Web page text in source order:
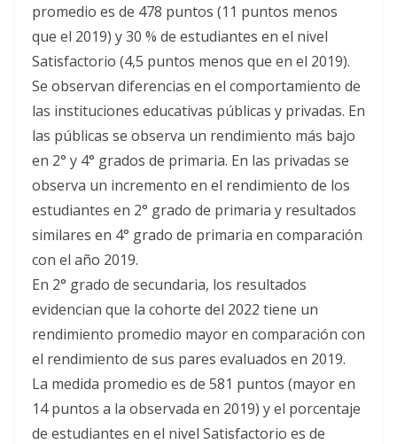
promedio es de 478 puntos (11 puntos menos
que el 2019) y 30 % de estudiantes en el nivel
Satisfactorio (4,5 puntos menos que en el 2019).
Se observan diferencias en el comportamiento de
las instituciones educativas públicas y privadas. En
las públicas se observa un rendimiento más bajo
en 2° y 4° grados de primaria. En las privadas se
observa un incremento en el rendimiento de los
estudiantes en 2° grado de primaria y resultados
similares en 4° grado de primaria en comparación
con el año 2019.
En 2° grado de secundaria, los resultados
evidencian que la cohorte del 2022 tiene un
rendimiento promedio mayor en comparación con
el rendimiento de sus pares evaluados en 2019.
La medida promedio es de 581 puntos (mayor en
14 puntos a la observada en 2019) y el porcentaje
de estudiantes en el nivel Satisfactorio es de